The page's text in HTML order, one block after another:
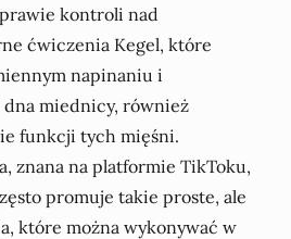
kontroli nad
ćwiczenia Kegel, które
napinaniu i
miednicy, również
funkcji tych mięśni.
znana na platformie TikToku,
promuje takie proste, ale
które można wykonywać w